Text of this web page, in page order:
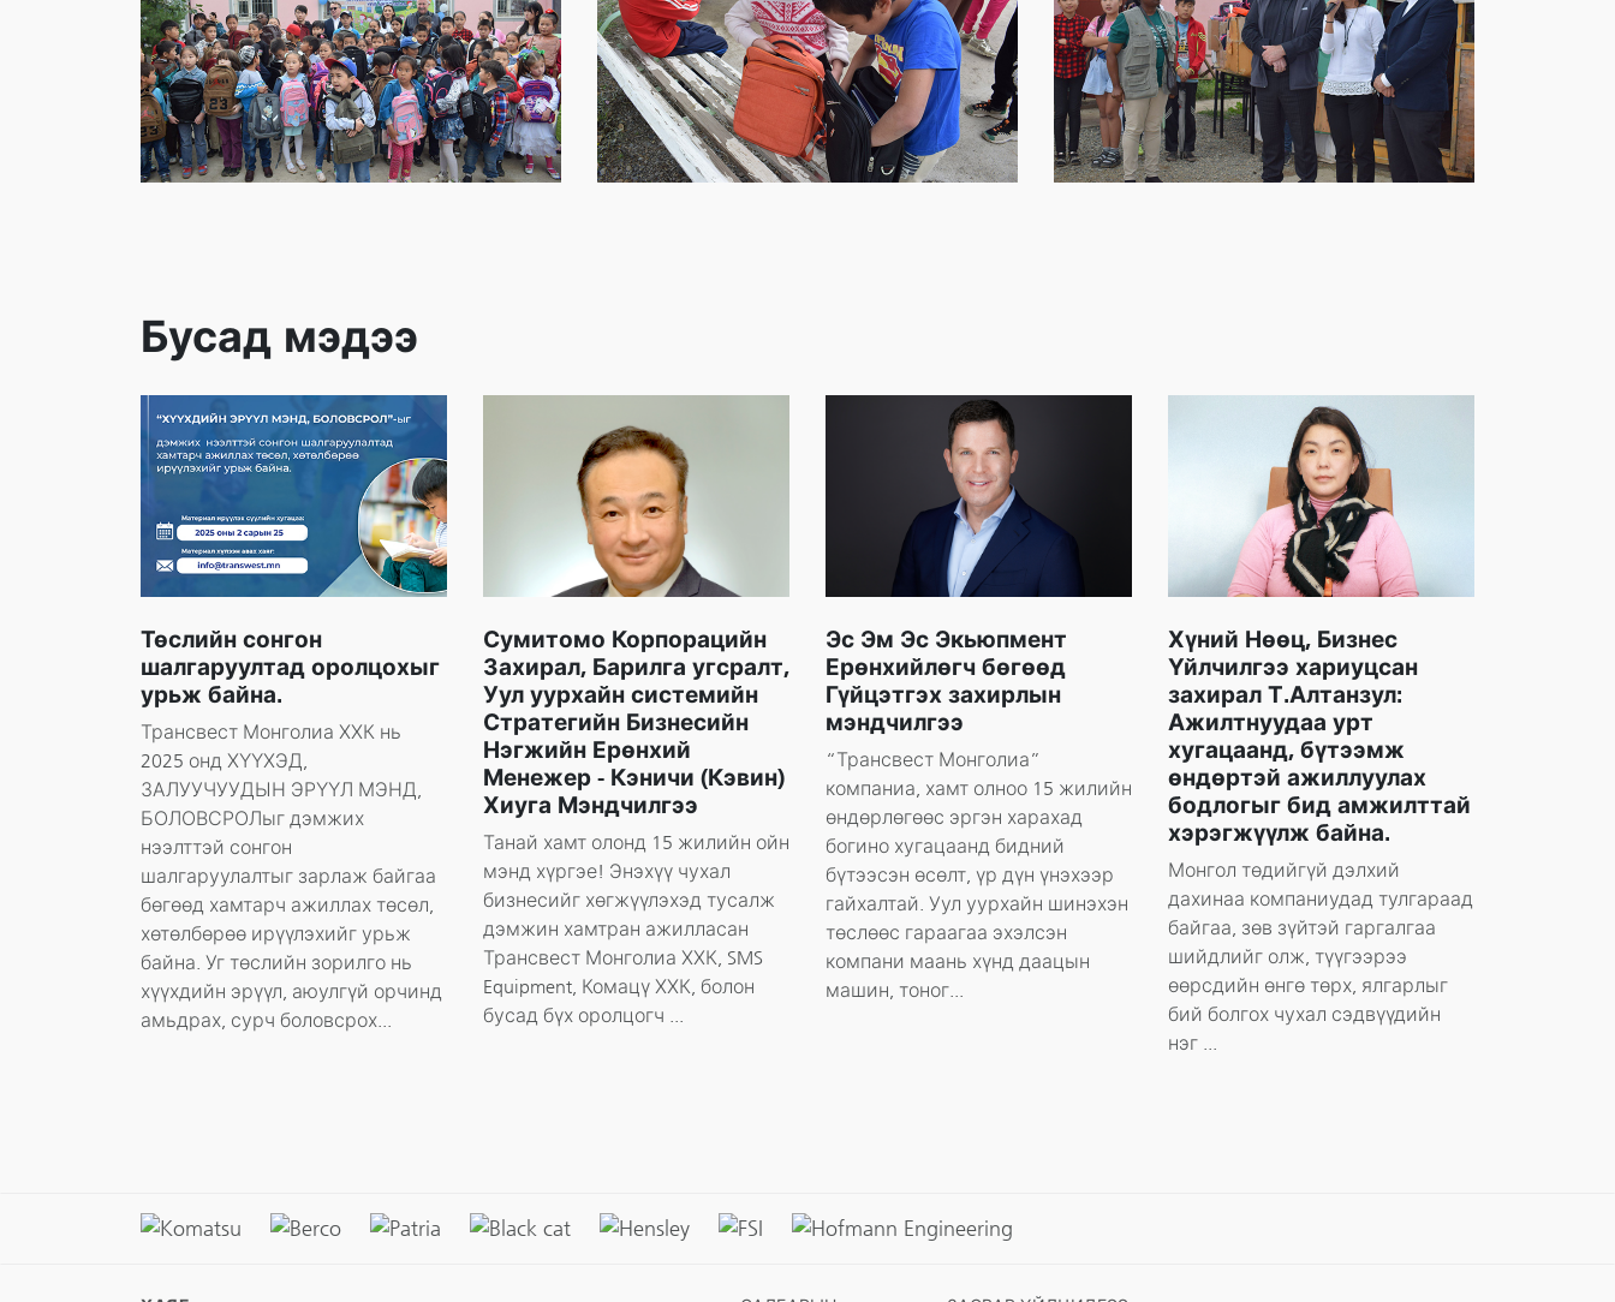
Бусад мэдээ
Төслийн сонгон
шалгаруултад оролцохыг
урьж байна.
Трансвест Монголиа ХХК нь
2025 онд ХҮҮХЭД,
ЗАЛУУЧУУДЫН ЭРҮҮЛ МЭНД,
БОЛОВСРОЛыг дэмжих
нээлттэй сонгон
шалгаруулалтыг зарлаж байгаа
бөгөөд хамтарч ажиллах төсөл,
хөтөлбөрөө ирүүлэхийг урьж
байна. Уг төслийн зорилго нь
хүүхдийн эрүүл, аюулгүй орчинд
амьдрах, сурч боловсрох...
Сумитомо Корпорацийн
Захирал, Барилга угсралт,
Уул уурхайн системийн
Стратегийн Бизнесийн
Нэгжийн Ерөнхий
Менежер - Кэничи (Кэвин)
Хиуга Мэндчилгээ
Танай хамт олонд 15 жилийн ойн
мэнд хүргэе! Энэхүү чухал
бизнесийг хөгжүүлэхэд тусалж
дэмжин хамтран ажилласан
Трансвест Монголиа ХХК, SMS
Equipment, Комацү ХХК, болон
бусад бүх оролцогч ...
Эс Эм Эс Экьюпмент
Ерөнхийлөгч бөгөөд
Гүйцэтгэх захирлын
мэндчилгээ
“Трансвест Монголиа”
компаниа, хамт олноо 15 жилийн
өндөрлөгөөс эргэн харахад
богино хугацаанд бидний
бүтээсэн өсөлт, үр дүн үнэхээр
гайхалтай. Уул уурхайн шинэхэн
төслөөс гараагаа эхэлсэн
компани маань хүнд даацын
машин, тоног...
Хүний Нөөц, Бизнес
Үйлчилгээ хариуцсан
захирал Т.Алтанзул:
Ажилтнуудаа урт
хугацаанд, бүтээмж
өндөртэй ажиллуулах
бодлогыг бид амжилттай
хэрэгжүүлж байна.
Монгол төдийгүй дэлхий
дахинаа компаниудад тулгараад
байгаа, зөв зүйтэй гаргалгаа
шийдлийг олж, түүгээрээ
өөрсдийн өнгө төрх, ялгарлыг
бий болгох чухал сэдвүүдийн
нэг ...